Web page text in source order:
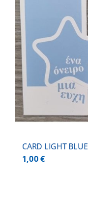
CARD LIGHT BLUE
1,00€